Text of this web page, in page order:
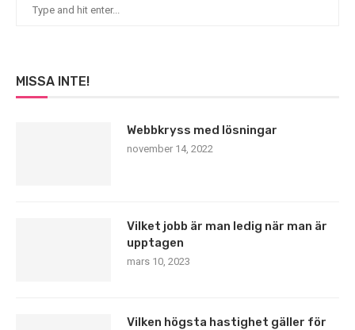
MISSA INTE!
Webbkryss med lösningar
november 14, 2022
Vilket jobb är man ledig när man är
upptagen
mars 10, 2023
Vilken högsta hastighet gäller för